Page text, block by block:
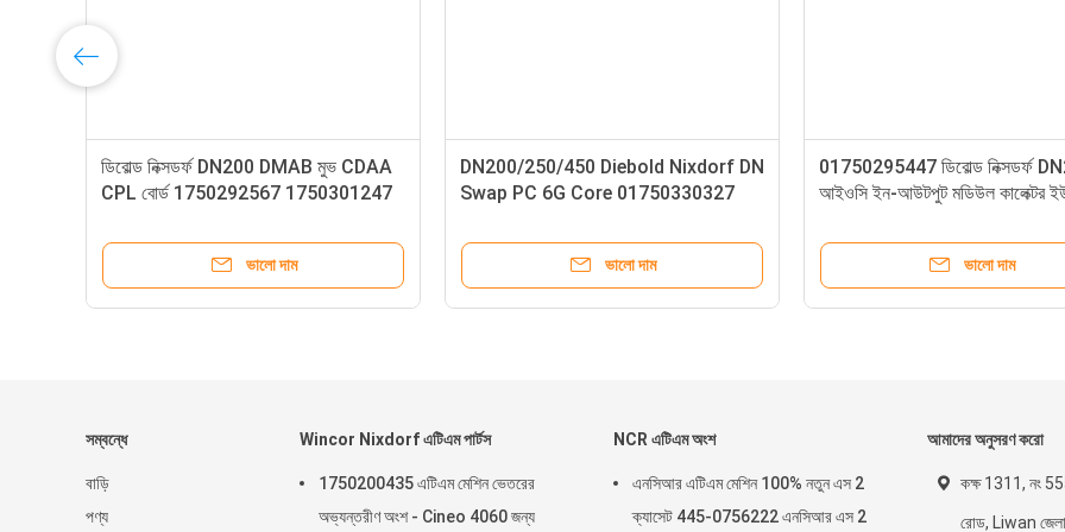
49-267160-000A
Nixdorf Opteva 2.0 AFD
1750308249 01750308249 Wincor
Nixdorf DN সিরিজ টাচস্ক্রিন 19 ইঞ্চি NSL
ডিবোল্ড নিক্সডর্ফ DN200 DMAB মুভ CDAA
CPL বোর্ড 1750292567 1750301247
সম্বন্ধে
বাড়ি
পণ্য
Wincor Nixdorf এটিএম পার্টস
1750200435 এটিএম মেশিন ভেতরের
অভ্যন্তরীণ অংশ - Cineo 4060 জন্য
NCR এটিএম অংশ
এনসিআর এটিএম মেশিন 100% নতুন এস 2
ক্যাসেট 445-0756222 এনসিআর এস 2
আমাদের অনুসরণ করো
কক্ষ 1311, নং 555,
রোড, Liwan